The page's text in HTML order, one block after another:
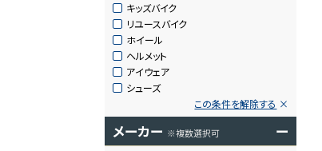
キッズバイク
リユースバイク
ホイール
ヘルメット
アイウェア
シューズ
この条件を解除する
メーカー ※複数選択可 ー